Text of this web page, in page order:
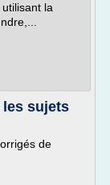
la
les sujets
de